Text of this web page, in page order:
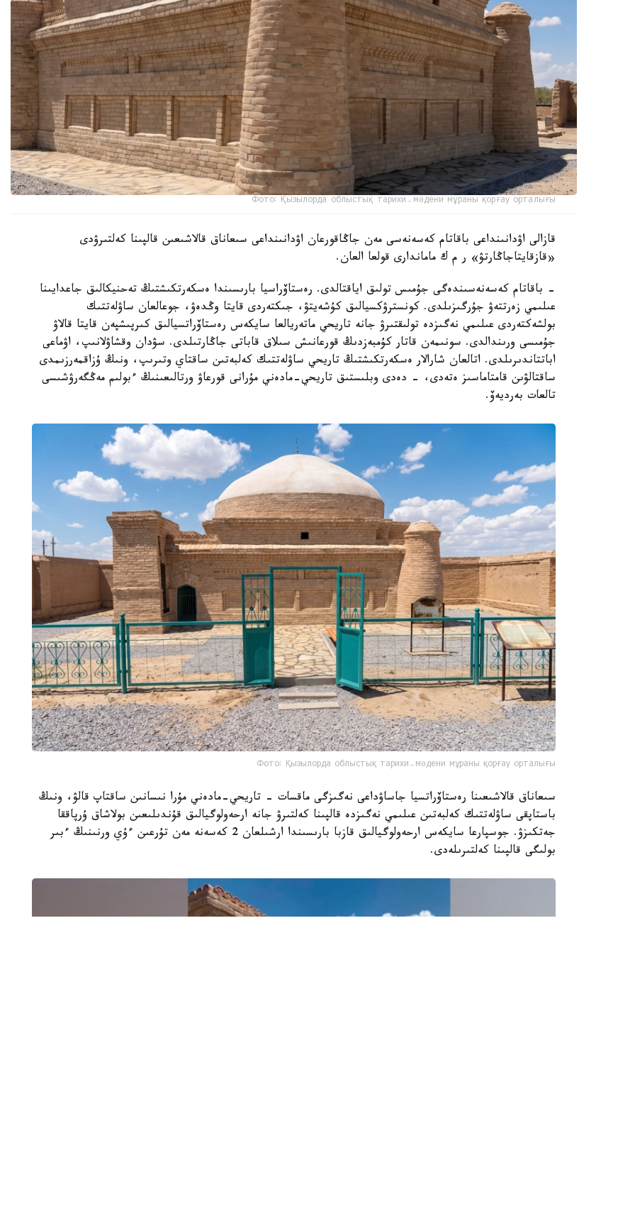
Фото: Қызылорда облыстық тарихи-мәдени мұраны қорғау орталығы
قازالى اۋدانىنداعى باقاتام كەسەنەسى مەن جاڭاقورعان اۋدانىنداعى سىعاناق قالاشىعىن قالپىنا كەلتىرۋدى
«قازقايتاجاڭارتۋ» ر م ك ماماندارى قولعا العان.
- باقاتام كەسەنەسىندەگى جۇمىس تولىق اياقتالدى. رەستاۆراسيا بارىسىندا ەسكەرتكىشتىڭ تەحنيكالىق جاعدايىنا
عىلىمي زەرتتەۋ جۇرگىزىلدى. كونسترۋكسيالىق كۇشەيتۋ، جىكتەردى قايتا وڭدەۋ، جوعالعان ساۋلەتتىك
بولشەكتەردى عىلىمي نەگىزدە تولىقتىرۋ جانە تاريحي ماتەريالعا سايكەس رەستاۆراتسيالىق كىرپىشپەن قايتا قالاۋ
جۇمىسى ورىندالدى. سونىمەن قاتار كۇمبەزدىڭ قورعانىش سىلاق قاباتى جاڭارتىلدى. سۋدان وقشاۋلانىپ، اۋماعى
اباتتاندىرىلدى. اتالعان شارالار ەسكەرتكىشتىڭ تاريحي ساۋلەتتىك كەلبەتىن ساقتاي وتىرىپ، ونىڭ ۇزاقمەرزىمدى
ساقتالۋىن قامتاماسىز ەتەدى، - دەدى وبلىستىق تاريحي-مادەني مۇرانى قورعاۋ ورتالىعىنىڭ ءبولىم مەڭگەرۋشىسى
تالعات بەرديەۆ.
Фото: Қызылорда облыстық тарихи-мәдени мұраны қорғау орталығы
سىعاناق قالاشىعىنا رەستاۆراتسيا جاساۋداعى نەگىزگى ماقسات - تاريحي-مادەني مۇرا نىسانىن ساقتاپ قالۋ، ونىڭ
باستاپقى ساۋلەتتىك كەلبەتىن عىلىمي نەگىزدە قالپىنا كەلتىرۋ جانە ارحەولوگيالىق قۇندىلىعىن بولاشاق ۇرپاققا
جەتكىزۋ. جوسپارعا سايكەس ارحەولوگيالىق قازبا بارىسىندا ارشىلعان 2 كەسەنە مەن تۇرعىن ءۇي ورنىنىڭ ءبىر
بولىگى قالپىنا كەلتىرىلەدى.